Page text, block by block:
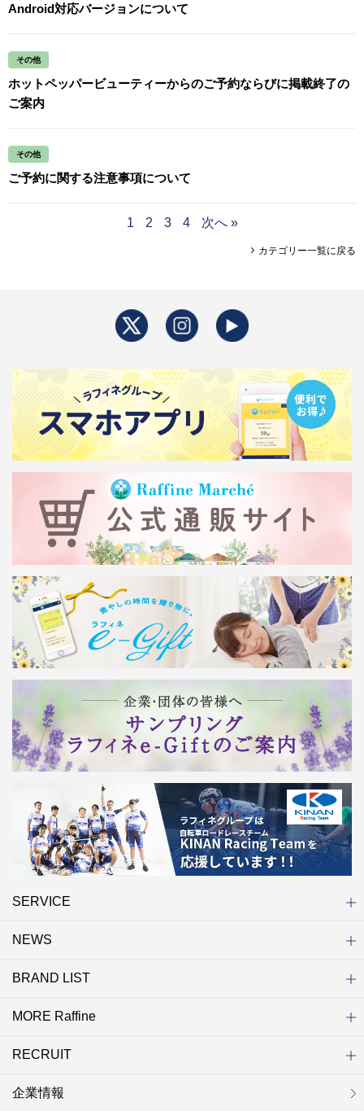
Android対応バージョンについて
その他
ホットペッパービューティーからのご予約ならびに掲載終了の
ご案内
その他
ご予約に関する注意事項について
1 2 3 4 次へ »
カテゴリー一覧に戻る
SERVICE
初めての方へ
店舗検索
キャンペーン
ラフィネ マルシェ（通販サイト）
WEB予約
よくある質問（Q&A）
サイトマップ
NEWS
ニュース一覧
お知らせ
オープン
クローズ
リニューアル
その他
BRAND LIST
ブランド一覧
ラフィネ
グランラフィネ
バダンバルー
ラフィネプリュス
プチラフィネ
整体ナチュラルボディ
トータルセラピー
フットデザイン
REFLE（リフレ）
Raffine TOKYO
ラフィネ ランニングスタイル
MORE Raffine
MORE Raffine
ラフィネのこだわり
ラフィネのひみつ
お得で便利なサービス
ラフィネギフト
ラフィネグループアスリート
RECRUIT
セラピスト採用
新卒採用
研修サイト
NOWON!!
企業情報